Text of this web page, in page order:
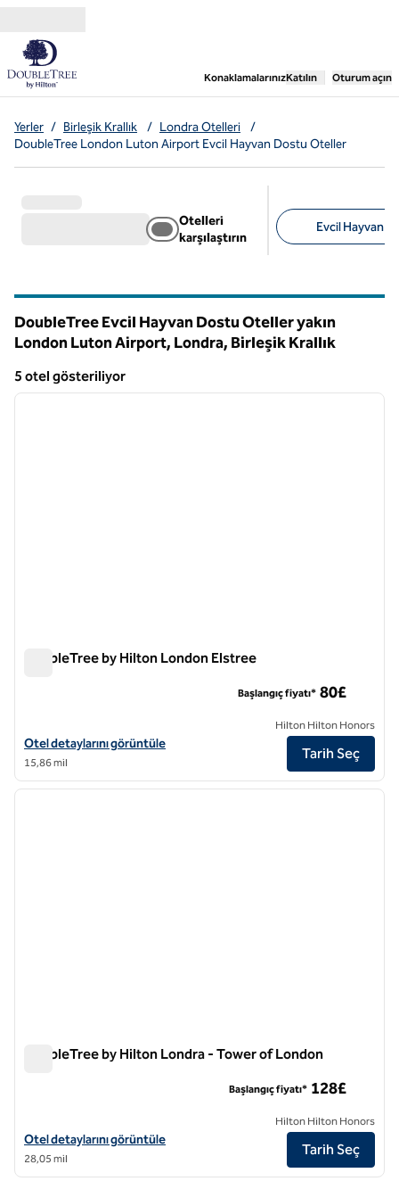
Konaklamalarınız,Yeni bir sekme
Katılın Oturum açın
Yerler / Birleşik Krallık / Londra Otelleri
/
DoubleTree London Luton Airport Evcil Hayvan Dostu Oteller
Otelleri
karşılaştırın
Evcil Hayvan
DoubleTree Evcil Hayvan Dostu Oteller yakın
London Luton Airport, Londra, Birleşik Krallık
5 otel gösteriliyor
5 otel gösteriliyor
1 / 12
DoubleTree by Hilton London Elstree
DoubleTree by Hilton London Elstree için otel detaylarını
Otel detaylarını görüntüle
15,86 mil
Başlangıç fiyatı* 80£
Hilton Hilton Honors
Tarih Seç
1/12
1 / 12
DoubleTree by Hilton Londra - Tower of London
DoubleTree by Hilton London - Tower of London için otel
Otel detaylarını görüntüle
28,05 mil
Başlangıç fiyatı* 128£
Hilton Hilton Honors
Tarih Seç
1/12